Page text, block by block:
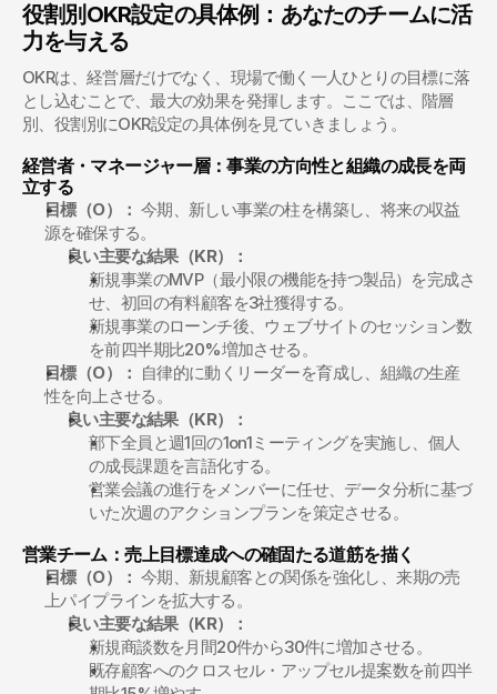
役割別OKR設定の具体例：あなたのチームに活
力を与える
OKRは、経営層だけでなく、現場で働く一人ひとりの目標に落
とし込むことで、最大の効果を発揮します。ここでは、階層
別、役割別にOKR設定の具体例を見ていきましょう。
経営者・マネージャー層：事業の方向性と組織の成長を両
立する
目標（O）： 今期、新しい事業の柱を構築し、将来の収益
源を確保する。
良い主要な結果（KR）：
新規事業のMVP（最小限の機能を持つ製品）を完成さ
せ、初回の有料顧客を3社獲得する。
新規事業のローンチ後、ウェブサイトのセッション数
を前四半期比20%増加させる。
目標（O）： 自律的に動くリーダーを育成し、組織の生産
性を向上させる。
良い主要な結果（KR）：
部下全員と週1回の1on1ミーティングを実施し、個人
の成長課題を言語化する。
営業会議の進行をメンバーに任せ、データ分析に基づ
いた次週のアクションプランを策定させる。
営業チーム：売上目標達成への確固たる道筋を描く
目標（O）： 今期、新規顧客との関係を強化し、来期の売
上パイプラインを拡大する。
良い主要な結果（KR）：
新規商談数を月間20件から30件に増加させる。
既存顧客へのクロスセル・アップセル提案数を前四半